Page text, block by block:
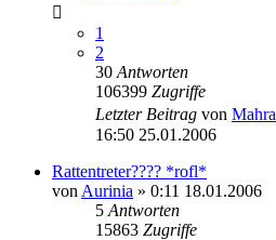
1
2
30 Antworten
106399 Zugriffe
Letzter Beitrag von Mahra
16:50 25.01.2006
Rattentreter???? *rofl*
von Aurinia » 0:11 18.01.2006
5 Antworten
15863 Zugriffe